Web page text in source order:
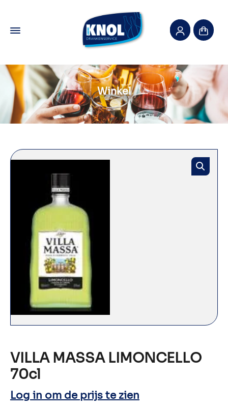
Winkel
VILLA MASSA LIMONCELLO
70cl
Log in om de prijs te zien